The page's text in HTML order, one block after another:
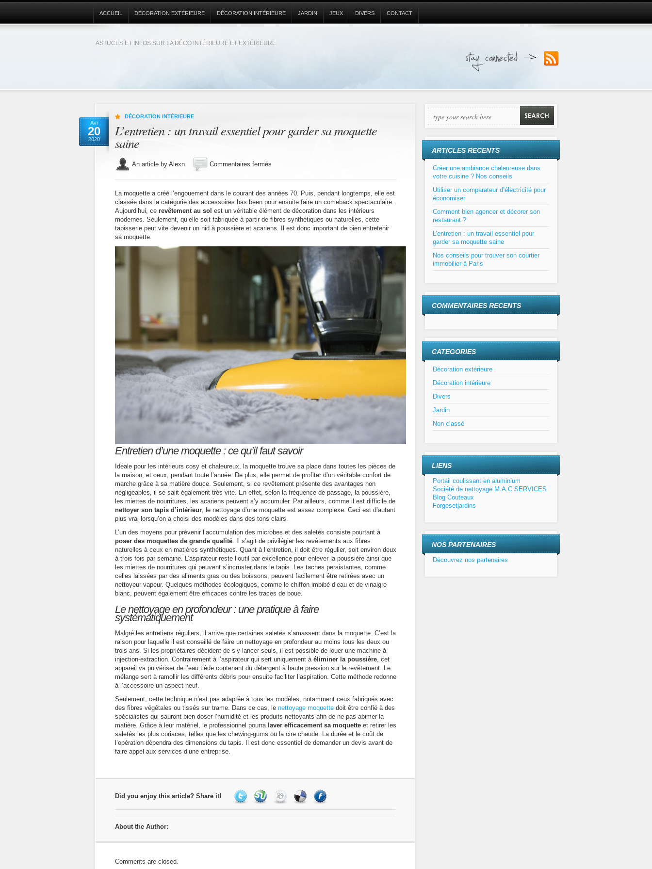
ASTUCES ET INFOS SUR LA DÉCO INTÉRIEURE ET EXTÉRIEURE
ACCUEIL DÉCORATION EXTÉRIEURE DÉCORATION INTÉRIEURE JARDIN JEUX DIVERS CONTACT
Avr
20
2020
DÉCORATION INTÉRIEURE
L’entretien : un travail essentiel pour garder sa moquette
saine
An article by Alexn Commentaires fermés
:
travail
essentiel
pour
garder
sa
La moquette a créé l’engouement dans le courant des années 70. Puis, pendant longtemps, elle est
classée dans la catégorie des accessoires has been pour ensuite faire un comeback spectaculaire.
Aujourd’hui, ce revêtement au sol est un véritable élément de décoration dans les intérieurs
modernes. Seulement, qu’elle soit fabriquée à partir de fibres synthétiques ou naturelles, cette
tapisserie peut vite devenir un nid à poussière et acariens. Il est donc important de bien entretenir
sa moquette.
Entretien d’une moquette : ce qu’il faut savoir
Idéale pour les intérieurs cosy et chaleureux, la moquette trouve sa place dans toutes les pièces de
la maison, et ceux, pendant toute l’année. De plus, elle permet de profiter d’un véritable confort de
marche grâce à sa matière douce. Seulement, si ce revêtement présente des avantages non
négligeables, il se salit également très vite. En effet, selon la fréquence de passage, la poussière,
les miettes de nourritures, les acariens peuvent s’y accumuler. Par ailleurs, comme il est difficile de
nettoyer son tapis d’intérieur , le nettoyage d’une moquette est assez complexe. Ceci est d’autant
plus vrai lorsqu’on a choisi des modèles dans des tons clairs.
L’un des moyens pour prévenir l’accumulation des microbes et des saletés consiste pourtant à
poser des moquettes de grande qualité . Il s’agit de privilégier les revêtements aux fibres
naturelles à ceux en matières synthétiques. Quant à l’entretien, il doit être régulier, soit environ deux
à trois fois par semaine. L’aspirateur reste l’outil par excellence pour enlever la poussière ainsi que
les miettes de nourritures qui peuvent s’incruster dans le tapis. Les taches persistantes, comme
celles laissées par des aliments gras ou des boissons, peuvent facilement être retirées avec un
nettoyeur vapeur. Quelques méthodes écologiques, comme le chiffon imbibé d’eau et de vinaigre
blanc, peuvent également être efficaces contre les traces de boue.
Le nettoyage en profondeur : une pratique à faire
systématiquement
Malgré les entretiens réguliers, il arrive que certaines saletés s’amassent dans la moquette. C’est la
raison pour laquelle il est conseillé de faire un nettoyage en profondeur au moins tous les deux ou
trois ans. Si les propriétaires décident de s’y lancer seuls, il est possible de louer une machine à
injection-extraction. Contrairement à l’aspirateur qui sert uniquement à éliminer la poussière , cet
appareil va pulvériser de l’eau tiède contenant du détergent à haute pression sur le revêtement. Le
mélange sert à ramollir les différents débris pour ensuite faciliter l’aspiration. Cette méthode redonne
à l’accessoire un aspect neuf.
Seulement, cette technique n’est pas adaptée à tous les modèles, notamment ceux fabriqués avec
des fibres végétales ou tissés sur trame. Dans ce cas, le nettoyage moquette doit être confié à des
spécialistes qui sauront bien doser l’humidité et les produits nettoyants afin de ne pas abimer la
matière. Grâce à leur matériel, le professionnel pourra laver efficacement sa moquette et retirer les
saletés les plus coriaces, telles que les chewing-gums ou la cire chaude. La durée et le coût de
l’opération dépendra des dimensions du tapis. Il est donc essentiel de demander un devis avant de
faire appel aux services d’une entreprise.
Did you enjoy this article? Share it!
About the Author:
Comments are closed.
ARTICLES RECENTS
Créer une ambiance chaleureuse dans
votre cuisine ? Nos conseils
Utiliser un comparateur d’électricité pour
économiser
Comment bien agencer et décorer son
restaurant ?
L’entretien : un travail essentiel pour
garder sa moquette saine
Nos conseils pour trouver son courtier
immobilier à Paris
COMMENTAIRES RECENTS
CATEGORIES
Décoration extérieure
Décoration intérieure
Divers
Jardin
Non classé
LIENS
Portail coulissant en aluminium
Société de nettoyage M.A.C SERVICES
Blog Couteaux
Forgesetjardins
NOS PARTENAIRES
Découvrez nos partenaires